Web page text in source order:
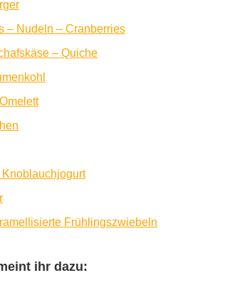
– Nudeln – Cranberries
– Quiche
Frühlingszwiebeln
ihr dazu: